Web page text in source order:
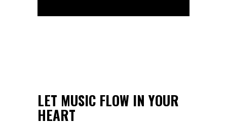
LET MUSIC FLOW IN YOUR
HEART